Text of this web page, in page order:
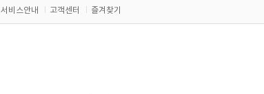
서비스안내 고객센터 즐겨찾기